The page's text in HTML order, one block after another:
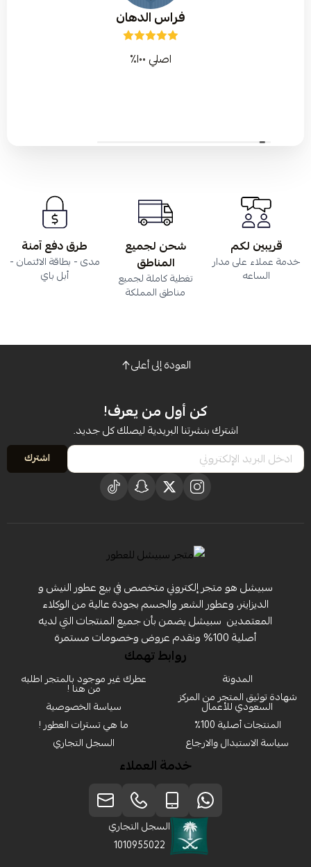
فراس الدهان
اصلي ١٠٠٪؜
قريبين لكم
خدمة عملاء على مدار
الساعه
شحن لجميع
المناطق
تغطية كاملة لجميع
مناطق المملكة
طرق دفع آمنة
مدى - بطاقة الائتمان -
أبل باي
العودة إلى أعلى
كن أول من يعرف!
اشترك بنشرتنا البريدية ليصلك كل جديد.
اشترك
سبيشل هو متجر إلكتروني متخصص في بيع عطور النيش و
الديزاينر، وعطور الشعر والجسم بجودة عالية من الوكلاء
المعتمدين ‏ سبيشل يضمن بأن جميع المنتجات التي لديه
أصلية 100% ونقدم عروض وخصومات مستمرة
روابط تهمك
المدونة
شهادة توثيق المتجر من المركز
السعودي للأعمال
المنتجات أصلية 100٪
سياسة الاستبدال والارجاع
عطرك غير موجود بالمتجر اطلبه
من هنا !
سياسة الخصوصية
ما هي تسترات العطور !
السجل التجاري
خدمة العملاء
السجل التجاري
1010955022